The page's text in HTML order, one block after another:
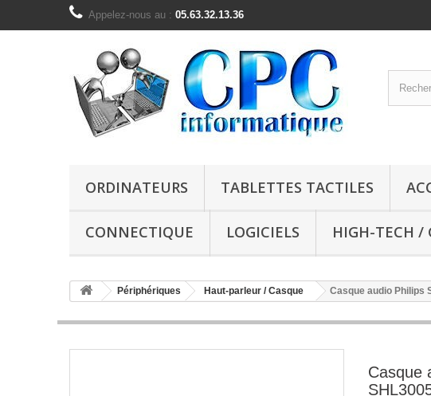
Appelez-nous au : 05.63.32.13.36
ORDINATEURS TABLETTES TACTILES
CONNECTIQUE LOGICIELS HIGH-TECH /
Périphériques Haut-parleur / Casque Casque audio Philips
Casque